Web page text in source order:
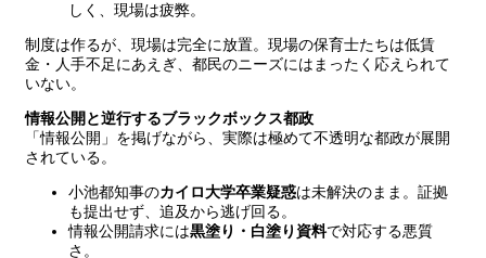
しく、現場は疲弊。
制度は作るが、現場は完全に放置。現場の保育士たちは低賃
金・人手不足にあえぎ、都民のニーズにはまったく応えられて
いない。
情報公開と逆行するブラックボックス都政
「情報公開」を掲げながら、実際は極めて不透明な都政が展開
されている。
小池都知事のカイロ大学卒業疑惑は未解決のまま。証拠
も提出せず、追及から逃げ回る。
情報公開請求には黒塗り・白塗り資料で対応する悪質
さ。